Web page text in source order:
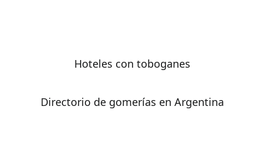
Hoteles con toboganes
Directorio de gomerías en Argentina